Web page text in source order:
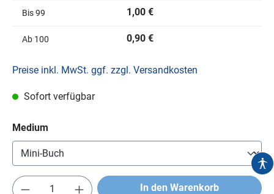
Bis99 1,00 €
Ab 100 0,90 €
Preise inkl. MwSt. ggf. zzgl. Versandkosten
Sofort verfügbar
Medium
In den Warenkorb